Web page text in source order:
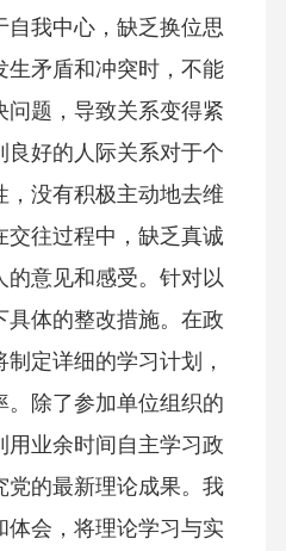
自我中心，缺乏换位思
生矛盾和冲突时，不能
问题，导致关系变得紧
良好的人际关系对于个
，没有积极主动地去维
交往过程中，缺乏真诚
的意见和感受。针对以
具体的整改措施。在政
定详细的学习计划，
。除了参加单位组织的
用业余时间自主学习政
党的最新理论成果。我
体会，将理论学习与实